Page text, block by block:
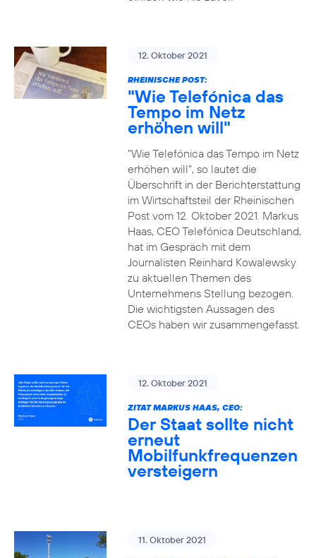
12. Oktober 2021
RHEINISCHE POST:
"Wie Telefónica das
Tempo im Netz
erhöhen will"
"Wie Telefónica das Tempo im Netz
erhöhen will", so lautet die
Überschrift in der Berichterstattung
im Wirtschaftsteil der Rheinischen
Post vom 12. Oktober 2021. Markus
Haas, CEO Telefónica Deutschland,
hat im Gespräch mit dem
Journalisten Reinhard Kowalewsky
zu aktuellen Themen des
Unternehmens Stellung bezogen.
Die wichtigsten Aussagen des
CEOs haben wir zusammengefasst.
12. Oktober 2021
ZITAT MARKUS HAAS, CEO:
Der Staat sollte nicht
erneut
Mobilfunkfrequenzen
versteigern
11. Oktober 2021